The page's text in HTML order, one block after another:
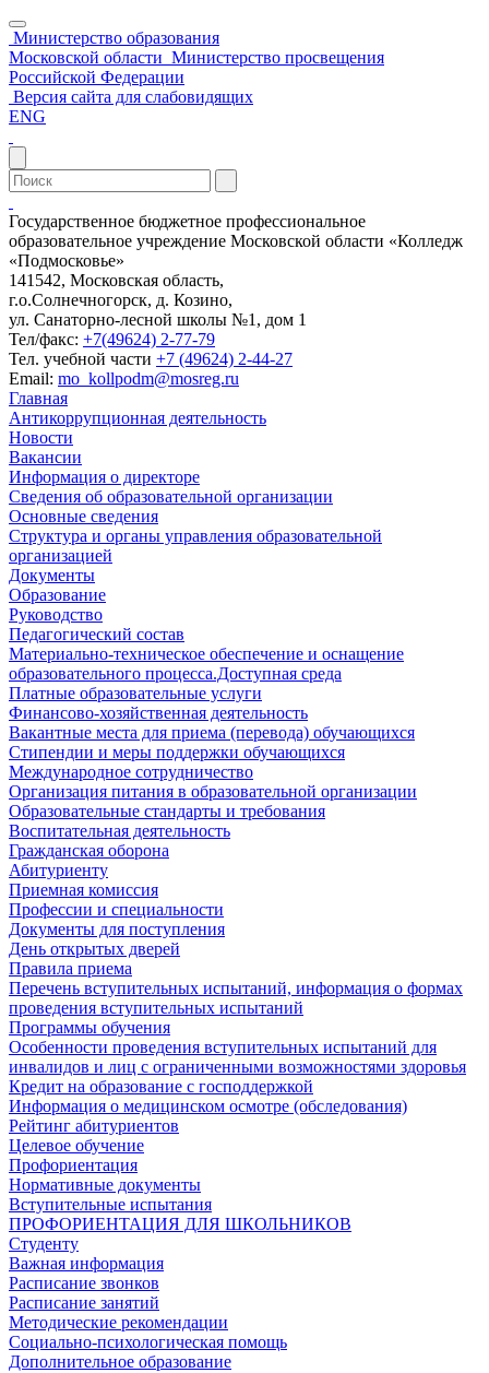
Министерство образования
Московской области Министерство просвещения
Российской Федерации
Версия сайта для слабовидящих
ENG
Государственное бюджетное профессиональное
образовательное учреждение Московской области «Колледж
«Подмосковье»
141542, Московская область,
г.о.Солнечногорск, д. Козино,
ул. Санаторно-лесной школы №1, дом 1
Тел/факс: +7(49624) 2-77-79
Тел. учебной части +7 (49624) 2-44-27
Email: mo_kollpodm@mosreg.ru
Главная
Антикоррупционная деятельность
Новости
Вакансии
Информация о директоре
Сведения об образовательной организации
Основные сведения
Структура и органы управления образовательной
организацией
Документы
Образование
Руководство
Педагогический состав
Материально-техническое обеспечение и оснащение
образовательного процесса.Доступная среда
Платные образовательные услуги
Финансово-хозяйственная деятельность
Вакантные места для приема (перевода) обучающихся
Стипендии и меры поддержки обучающихся
Международное сотрудничество
Организация питания в образовательной организации
Образовательные стандарты и требования
Воспитательная деятельность
Гражданская оборона
Абитуриенту
Приемная комиссия
Профессии и специальности
Документы для поступления
День открытых дверей
Правила приема
Перечень вступительных испытаний, информация о формах
проведения вступительных испытаний
Программы обучения
Особенности проведения вступительных испытаний для
инвалидов и лиц с ограниченными возможностями здоровья
Кредит на образование с господдержкой
Информация о медицинском осмотре (обследования)
Рейтинг абитуриентов
Целевое обучение
Профориентация
Нормативные документы
Вступительные испытания
ПРОФОРИЕНТАЦИЯ ДЛЯ ШКОЛЬНИКОВ
Студенту
Важная информация
Расписание звонков
Расписание занятий
Методические рекомендации
Социально-психологическая помощь
Дополнительное образование